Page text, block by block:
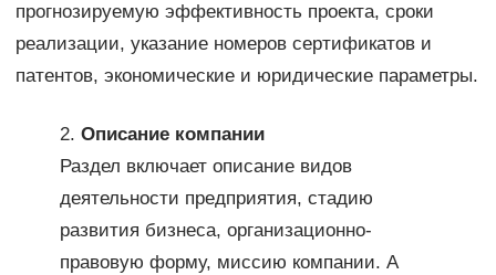
прогнозируемую эффективность проекта, сроки
реализации, указание номеров сертификатов и
патентов, экономические и юридические параметры.
2. Описание компании
Раздел включает описание видов
деятельности предприятия, стадию
развития бизнеса, организационно-
правовую форму, миссию компании. А